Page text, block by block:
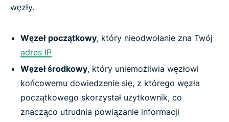
węzły.
Węzeł początkowy, który nieodwołanie zna Twój
adres IP
Węzeł środkowy, który uniemożliwia węzłowi
końcowemu dowiedzenie się, z którego węzła
początkowego skorzystał użytkownik, co
znacząco utrudnia powiązanie informacji